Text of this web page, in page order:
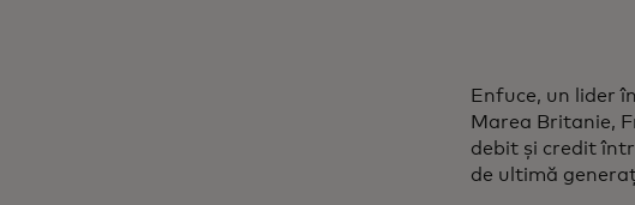
Enfuce, un lider
Marea Britanie,
debit și credit
de ultimă